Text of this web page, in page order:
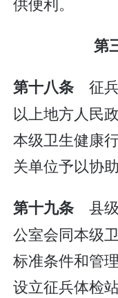
第
第十八条 征
以上地方人民
本级卫生健康
关单位予以协助
第十九条 县
公室会同本级
标准条件和管
设立征兵体检